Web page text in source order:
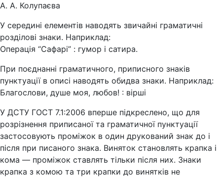
А. А. Колупаєва
У середині елементів наводять звичайні граматичні
розділові знаки. Наприклад:
Операція “Сафарі” : гумор і сатира.
При поєднанні граматичного, приписного знаків
пунктуації в описі наводять обидва знаки. Наприклад:
Благослови, душе моя, любов! : вірші
У ДСТУ ГОСТ 7.1:2006 вперше підкреслено, що для
розрізнення приписаної та граматичної пунктуації
застосовують проміжок в один друкований знак до і
після при писаного знака. Виняток становлять крапка і
кома — проміжок ставлять тільки після них. Знаки
крапка з комою та три крапки до винятків не